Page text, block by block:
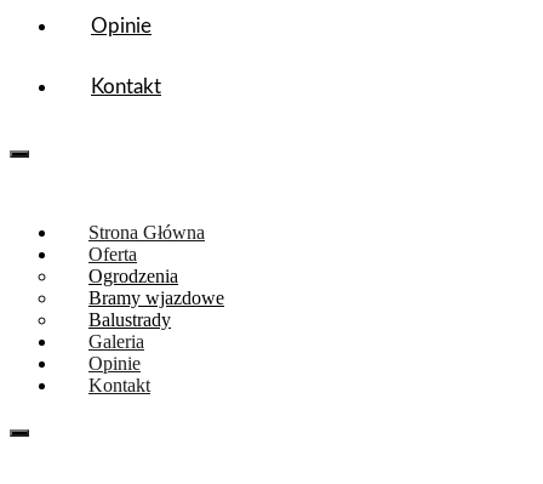
Opinie
Kontakt
Strona Główna
Oferta
Ogrodzenia
Bramy wjazdowe
Balustrady
Galeria
Opinie
Kontakt